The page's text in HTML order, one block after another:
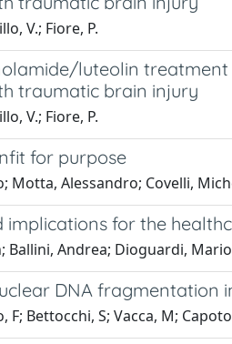
V.; Fiore, P.
luteolin
traumatic brain injury
V.; Fiore, P.
for purpose
Motta, Alessandro; Covelli,
for the
Ballini, Andrea; Dioguardi,
DNA fragmentation
F; Bettocchi, S; Vacca, M;